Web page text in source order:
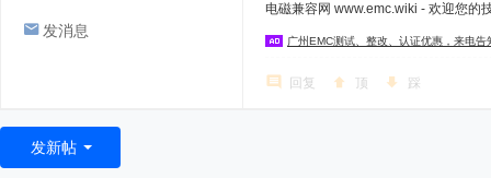
发消息
电磁兼容网 www.emc.wiki - 欢迎您的
广州EMC测试、整改、认证优惠，来电
回复 顶 踩
发新帖